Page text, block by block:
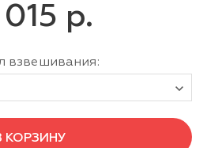
015 р.
взвешивания:
КОРЗИНУ